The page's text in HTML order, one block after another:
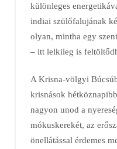
különleges
indiai szülőfalujának
olyan, mintha egy
– itt lelkileg is
A Krisna-völgyi
krisnások
nagyon unod a
mókuskerekét, az
önellátással érdemes